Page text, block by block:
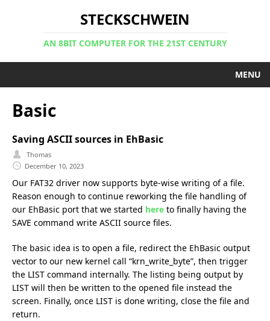
STECKSCHWEIN
AN 8BIT COMPUTER FOR THE 21ST CENTURY
MENU
Basic
Saving ASCII sources in EhBasic
Thomas
December 10, 2023
Our FAT32 driver now supports byte-wise writing of a file.
Reason enough to continue reworking the file handling of
our EhBasic port that we started here to finally having the
SAVE command write ASCII source files.
The basic idea is to open a file, redirect the EhBasic output
vector to our new kernel call “krn_write_byte”, then trigger
the LIST command internally. The listing being output by
LIST will then be written to the opened file instead the
screen. Finally, once LIST is done writing, close the file and
return.